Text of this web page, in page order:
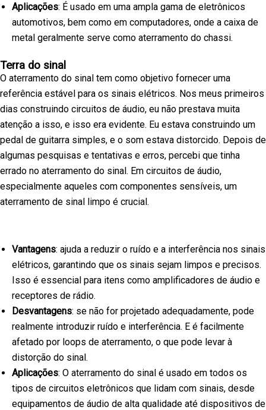
Aplicações: É usado em uma ampla gama de eletrônicos
automotivos, bem como em computadores, onde a caixa de
metal geralmente serve como aterramento do chassi.
Terra do sinal
O aterramento do sinal tem como objetivo fornecer uma
referência estável para os sinais elétricos. Nos meus primeiros
dias construindo circuitos de áudio, eu não prestava muita
atenção a isso, e isso era evidente. Eu estava construindo um
pedal de guitarra simples, e o som estava distorcido. Depois de
algumas pesquisas e tentativas e erros, percebi que tinha
errado no aterramento do sinal. Em circuitos de áudio,
especialmente aqueles com componentes sensíveis, um
aterramento de sinal limpo é crucial.
Vantagens: ajuda a reduzir o ruído e a interferência nos sinais
elétricos, garantindo que os sinais sejam limpos e precisos.
Isso é essencial para itens como amplificadores de áudio e
receptores de rádio.
Desvantagens: se não for projetado adequadamente, pode
realmente introduzir ruído e interferência. E é facilmente
afetado por loops de aterramento, o que pode levar à
distorção do sinal.
Aplicações: O aterramento do sinal é usado em todos os
tipos de circuitos eletrônicos que lidam com sinais, desde
equipamentos de áudio de alta qualidade até dispositivos de